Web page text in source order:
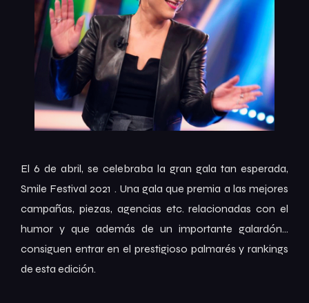
El 6 de abril, se celebraba la gran gala tan esperada,
Smile Festival 2021 . Una gala que premia a las mejores
campañas, piezas, agencias etc. relacionadas con el
humor y que además de un importante galardón…
consiguen entrar en el prestigioso palmarés y rankings
de esta edición.